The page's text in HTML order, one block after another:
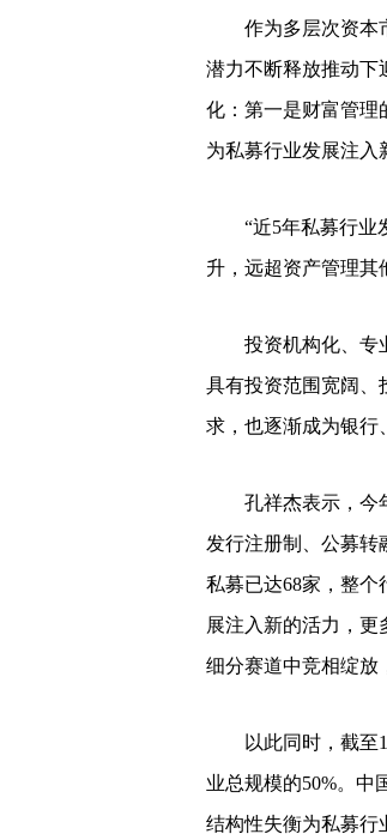
作为多层次资本市
潜力不断释放推动下
化：第一是财富管理
为私募行业发展注入
“近5年私募行业发
升，远超资产管理其
投资机构化、专业
具有投资范围宽阔、
求，也逐渐成为银行、
孔祥杰表示，今年
发行注册制、公募转
私募已达68家，整
展注入新的活力，
细分赛道中竞相绽放
以此同时，截至10
业总规模的50%。中
结构性失衡为私募行